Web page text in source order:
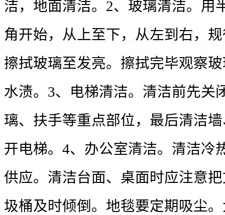
洁，地面清洁。 2、玻璃清洁。用
角开始，从上至下，从左到右，
擦拭玻璃至发亮。擦拭完毕观察
水渍。 3、电梯清洁。清洁前先关
璃、扶手等重点部位，最后清洁
开电梯。 4、办公室清洁。清洁冷
供应。清洁台面、桌面时应注意
圾桶及时倾倒。地毯要定期吸尘